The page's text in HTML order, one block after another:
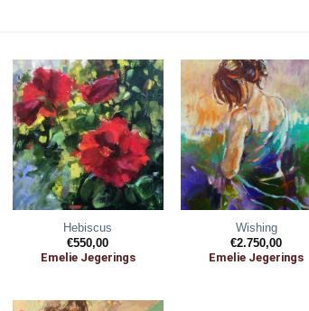
Hebiscus
€550,00
Emelie Jegerings
Wishing
€2.750,00
Emelie Jegerings